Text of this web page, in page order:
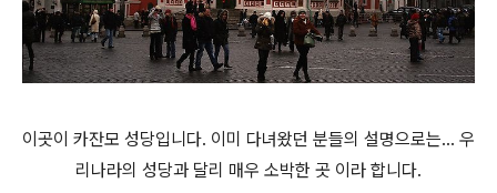
이곳이 카잔모 성당입니다. 이미 다녀왔던 분들의 설명으로는... 우
리나라의 성당과 달리 매우 소박한 곳 이라 합니다.